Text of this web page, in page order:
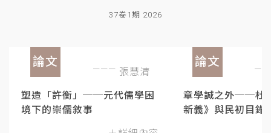
37卷1期 2026
論文
張慧清
塑造「許衡」──元代儒學困
境下的崇儒敘事
論文
章學誠之外──杜
新義》與民初目錄